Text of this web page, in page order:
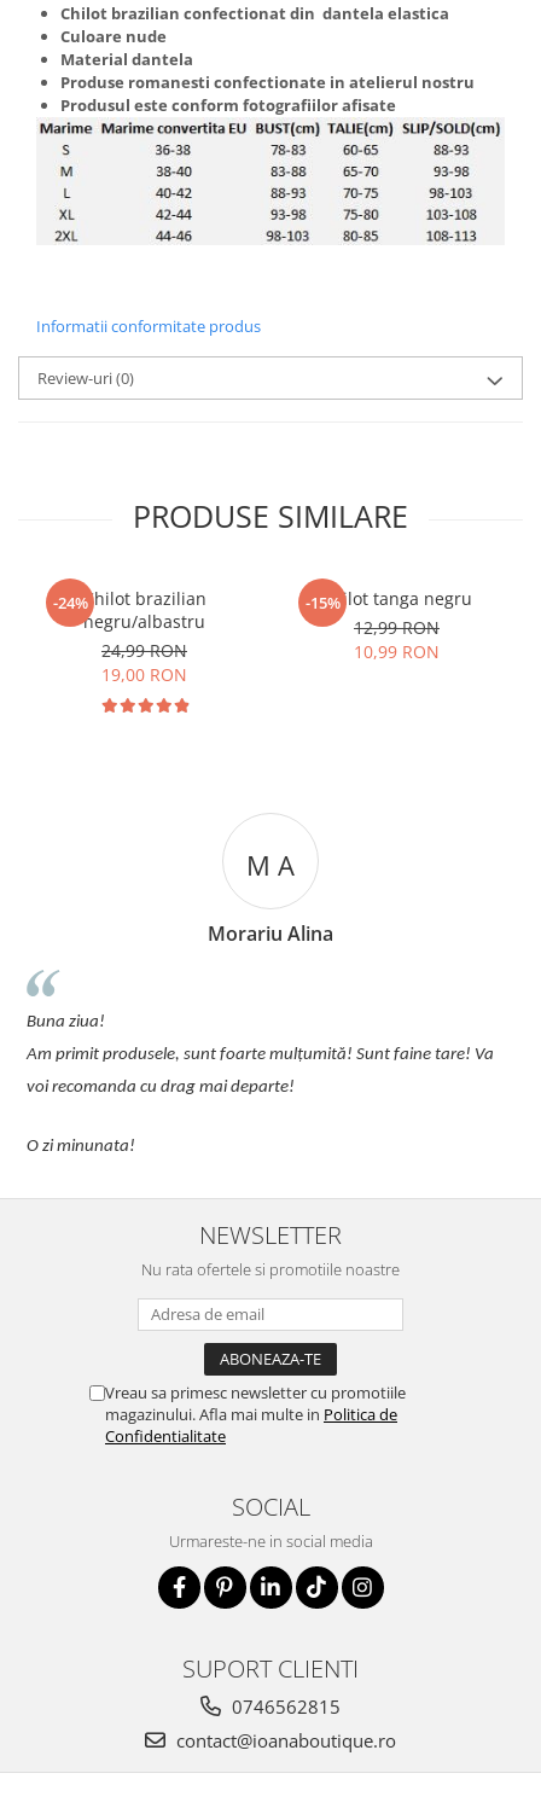
Chilot brazilian confectionat din dantela elastica
Culoare nude
Material dantela
Produse romanesti confectionate in atelierul nostru
Produsul este conform fotografiilor afisate
Informatii conformitate produs
Review-uri(0)
PRODUSE SIMILARE
-24%Chilot brazilian
negru/albastru
24,99 RON
19,00 RON
-15%Chilot tanga negru
12,99 RON
10,99 RON
M A
Morariu Alina
Buna ziua!
Am primit produsele, sunt foarte mulțumită! Sunt faine tare! Va
voi recomanda cu drag mai departe!
O zi minunata!
NEWSLETTER
Nu rata ofertele si promotiile noastre
Vreau sa primesc newsletter cu promotiile
magazinului. Afla mai multe in Politica de
Confidentialitate
SOCIAL
Urmareste-ne in social media
SUPORT CLIENTI
0746562815
contact@ioanaboutique.ro